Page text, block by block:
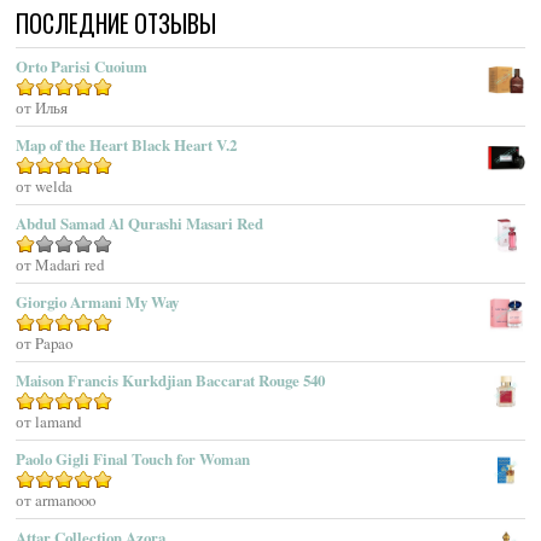
Acqua Di Sardegna
Acqua Di Stresa
Adam Levine
Adamo Parfum
Adidas
Adolfo Dominguez
Adrienne Vittadini
Aedes De Venustas
Aerin Lauder
Aether
Affinessence
Afnan Perfumes
Agatha Ruiz De La Prada
Agatho Parfum
Agent Provocateur
Agnes B
Agonist
ПОСЛЕДНИЕ ОТЗЫВЫ
Orto Parisi Cuoium
Оценка
от Илья
Map of the Heart Black Heart V.2
Оценка5
от welda
Abdul Samad Al Qurashi Masari Red
Оценка
1
из
5
от Madari red
Giorgio Armani My Way
Оценка5
от Papao
Maison Francis Kurkdjian Baccarat Rouge 540
Оценка5из 5
от lamand
Paolo Gigli Final Touch for Woman
Оценка5из 5
от armanooo